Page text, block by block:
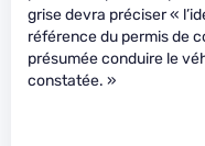
grise devra préciser «
référence du permis de
présumée conduire le
constatée. »